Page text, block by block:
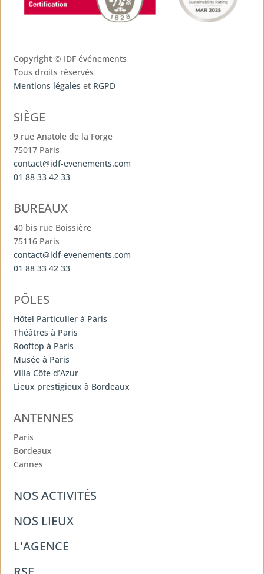
Copyright © IDF événements
Tous droits réservés
Mentions légales et RGPD
SIÈGE
9 rue Anatole de la Forge
75017 Paris
contact@idf-evenements.com
01 88 33 42 33
BUREAUX
40 bis rue Boissière
75116 Paris
contact@idf-evenements.com
01 88 33 42 33
PÔLES
Hôtel Particulier à Paris
Théâtres à Paris
Rooftop à Paris
Musée à Paris
Villa Côte d’Azur
Lieux prestigieux à Bordeaux
ANTENNES
Paris
Bordeaux
Cannes
NOS ACTIVITÉS
NOS LIEUX
L'AGENCE